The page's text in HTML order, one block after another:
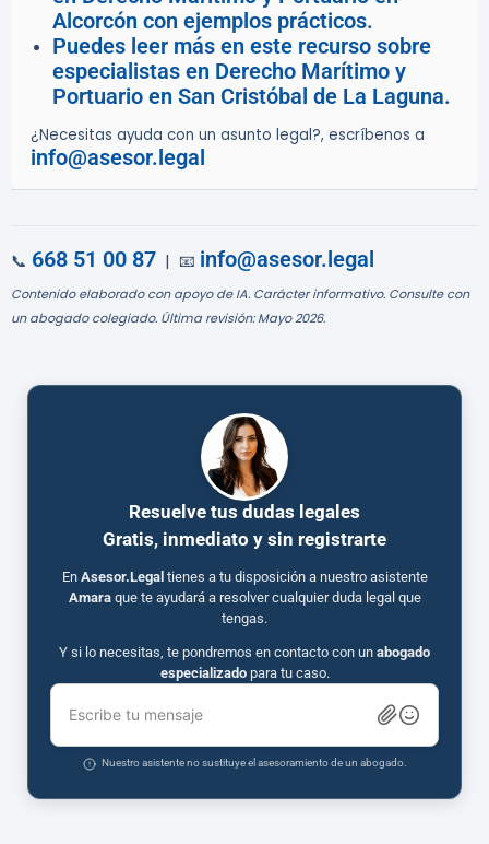
Alcorcón con ejemplos prácticos.
Puedes leer más en este recurso sobre
especialistas en Derecho Marítimo y
Portuario en San Cristóbal de La Laguna.
¿Necesitas ayuda con un asunto legal?, escríbenos a
info@asesor.legal
📞 668 51 00 87 | 📧 info@asesor.legal
Contenido elaborado con apoyo de IA. Carácter informativo. Consulte con
un abogado colegiado. Última revisión: Mayo 2026.
Resuelve tus dudas legales
Gratis, inmediato y sin registrarte
En Asesor.Legal tienes a tu disposición a nuestro asistente
Amaraque te ayudará a resolver cualquier duda legal que
tengas.
Y si lo necesitas, te pondremos en contacto con un abogado
especializadopara tu caso.
Escribe tu mensaje
Nuestro asistente no sustituye el asesoramiento de un abogado.